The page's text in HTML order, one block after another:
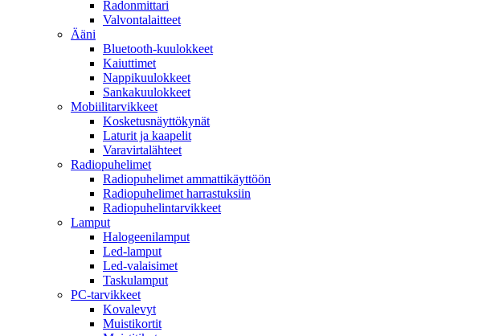
Radonmittari
Valvontalaitteet
Ääni
Bluetooth-kuulokkeet
Kaiuttimet
Nappikuulokkeet
Sankakuulokkeet
Mobiilitarvikkeet
Kosketusnäyttökynät
Laturit ja kaapelit
Varavirtalähteet
Radiopuhelimet
Radiopuhelimet ammattikäyttöön
Radiopuhelimet harrastuksiin
Radiopuhelintarvikkeet
Lamput
Halogeenilamput
Led-lamput
Led-valaisimet
Taskulamput
PC-tarvikkeet
Kovalevyt
Muistikortit